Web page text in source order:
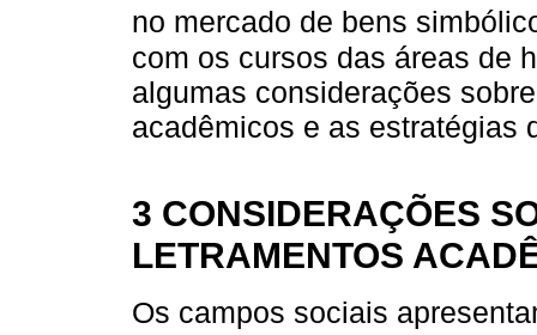
no mercado de bens
com os cursos das áreas de
algumas considerações
acadêmicos e as estratégias
3 CONSIDERAÇÕES
LETRAMENTOS
Os campos sociais